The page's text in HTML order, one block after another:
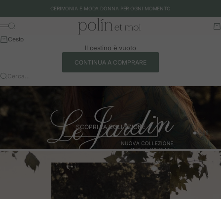
CERIMONIA E MODA DONNA PER OGNI MOMENTO
Polín et moi - EU
Menu
Cerca
Cesto
Il cestino è vuoto
CONTINUA A COMPRARE
Cerca…
SCOPRI LA COLLEZIONE
Vai
Vai